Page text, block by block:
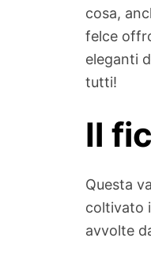
cosa,
felce
eleganti
tutti!
Il
Questa
coltivato
avvolte